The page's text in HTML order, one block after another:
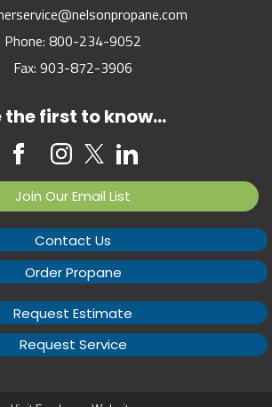
Phone: 800-234-9052
Fax: 903-872-3906
the first to know...
Join Our Email List
Contact Us
Order Propane
Request Estimate
Request Service